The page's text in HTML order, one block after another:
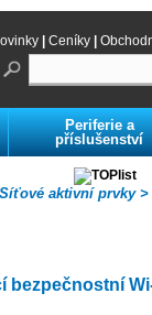
Ceníky
Periferie a
příslušenství
Síťové aktivní prvky >
bezpečnostní